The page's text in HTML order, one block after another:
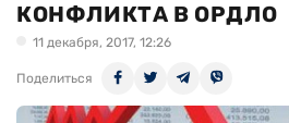
КОНФЛИКТА В ОРДЛО
11 декабря, 2017, 12:26
Поделиться